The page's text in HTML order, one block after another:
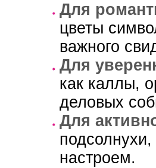
Для
цветы
важного
Для
как каллы,
деловых
Для
настроем.